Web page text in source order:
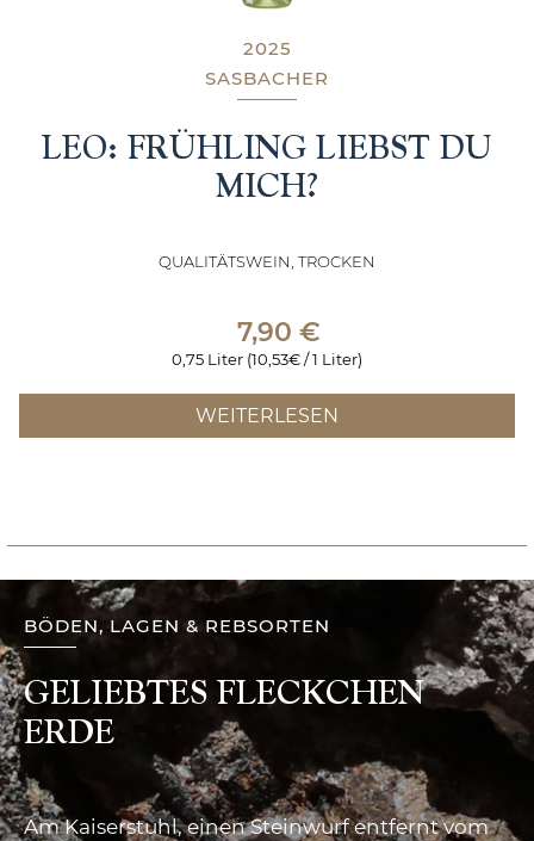
2025
SASBACHER
LEO: FRÜHLING LIEBST DU
MICH?
QUALITÄTSWEIN, TROCKEN
7,90 €
0,75 Liter (10,53€ / 1 Liter)
WEITERLESEN
BÖDEN, LAGEN & REBSORTEN
GELIEBTES FLECKCHEN
ERDE
Am Kaiserstuhl, einen Steinwurf entfernt vom